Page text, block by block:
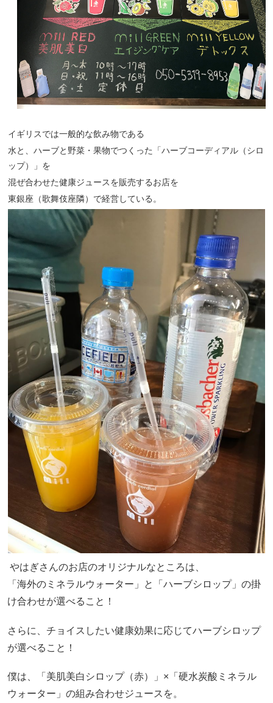
イギリスでは一般的な飲み物である
水と、ハーブと野菜・果物でつくった「ハーブコーディアル（シロ
ップ）」を
混ぜ合わせた健康ジュースを販売するお店を
東銀座（歌舞伎座隣）で経営している。
やはぎさんのお店のオリジナルなところは、
「海外のミネラルウォーター」と「ハーブシロップ」の掛
け合わせが選べること！
さらに、チョイスしたい健康効果に応じてハーブシロップ
が選べること！
僕は、「美肌美白シロップ（赤）」×「硬水炭酸ミネラル
ウォーター」の組み合わせジュースを。